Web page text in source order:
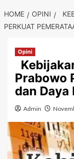
HOME OPINI
PERKUAT
Opini
Prabowo
dan
Admin